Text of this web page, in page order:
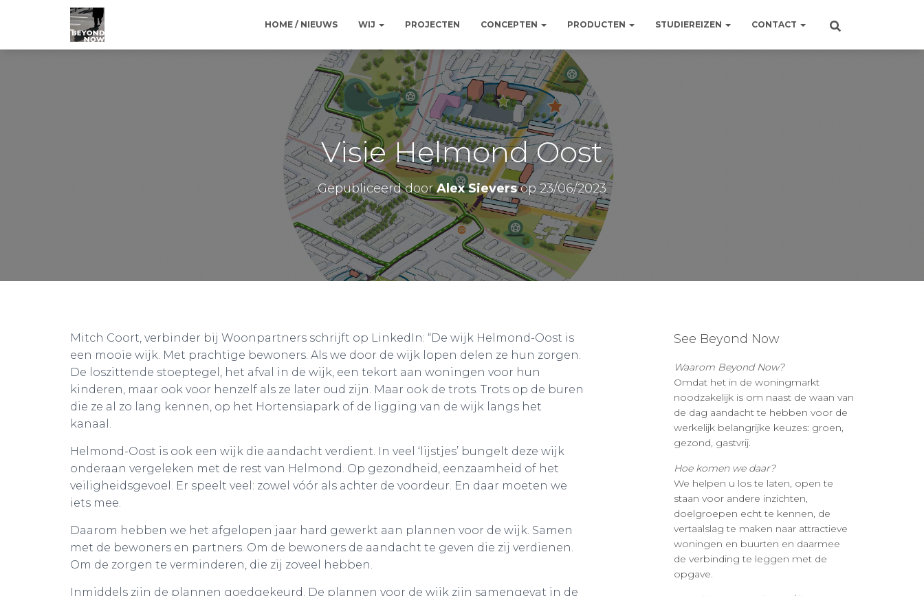
HOME / NIEUWS WIJ PROJECTEN CONCEPTEN PRODUCTEN STUDIEREIZEN CONTACT
Visie Helmond Oost
Gepubliceerd doorAlex Sieversop23/06/2023
Mitch Coort, verbinder bij Woonpartners schrijft op LinkedIn: “De wijk Helmond-Oost is
een mooie wijk. Met prachtige bewoners. Als we door de wijk lopen delen ze hun zorgen.
De loszittende stoeptegel, het afval in de wijk, een tekort aan woningen voor hun
kinderen, maar ook voor henzelf als ze later oud zijn. Maar ook de trots. Trots op de buren
die ze al zo lang kennen, op het Hortensiapark of de ligging van de wijk langs het
kanaal.
Helmond-Oost is ook een wijk die aandacht verdient. In veel ‘lijstjes’ bungelt deze wijk
onderaan vergeleken met de rest van Helmond. Op gezondheid, eenzaamheid of het
veiligheidsgevoel. Er speelt veel: zowel vóór als achter de voordeur. En daar moeten we
iets mee.
Daarom hebben we het afgelopen jaar hard gewerkt aan plannen voor de wijk. Samen
met de bewoners en partners. Om de bewoners de aandacht te geven die zij verdienen.
Om de zorgen te verminderen, die zij zoveel hebben.
Inmiddels zijn de plannen goedgekeurd. De plannen voor de wijk zijn samengevat in de
See Beyond Now
Waarom Beyond Now?
Omdat het in de woningmarkt
noodzakelijk is om naast de waan van
de dag aandacht te hebben voor de
werkelijk belangrijke keuzes: groen,
gezond, gastvrij.
Hoe komen we daar?
We helpen u los te laten, open te
staan voor andere inzichten,
doelgroepen echt te kennen, de
vertaalslag te maken naar attractieve
woningen en buurten en daarmee
de verbinding te leggen met de
opgave.